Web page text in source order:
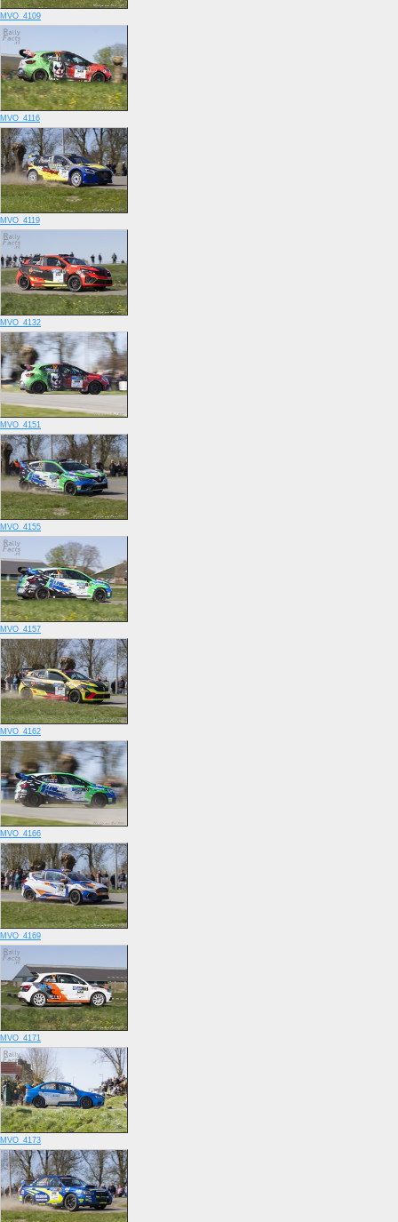
MVO_4109
MVO_4116
MVO_4119
MVO_4132
MVO_4151
MVO_4155
MVO_4157
MVO_4162
MVO_4166
MVO_4169
MVO_4171
MVO_4173